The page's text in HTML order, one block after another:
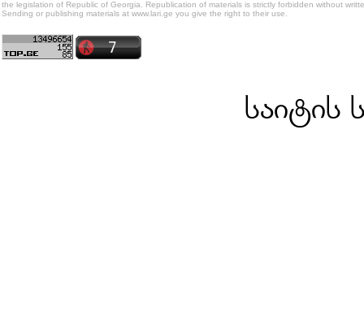
the legislation of Republic of Georgia. Republication of materials is strictly forbidden without
Sending or publishing materials at www.lari.ge you give the right to their use.
საიტის